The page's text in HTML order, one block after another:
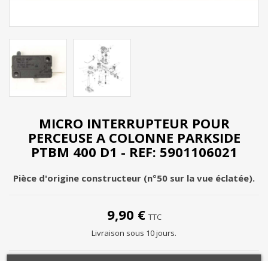
MICRO INTERRUPTEUR POUR
PERCEUSE A COLONNE PARKSIDE
PTBM 400 D1 - REF: 5901106021
Pièce d'origine constructeur (n°50 sur la vue éclatée).
9,90 € TTC
Livraison sous 10 jours.